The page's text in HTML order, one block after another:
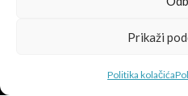
Prikaži
Politika kolačića